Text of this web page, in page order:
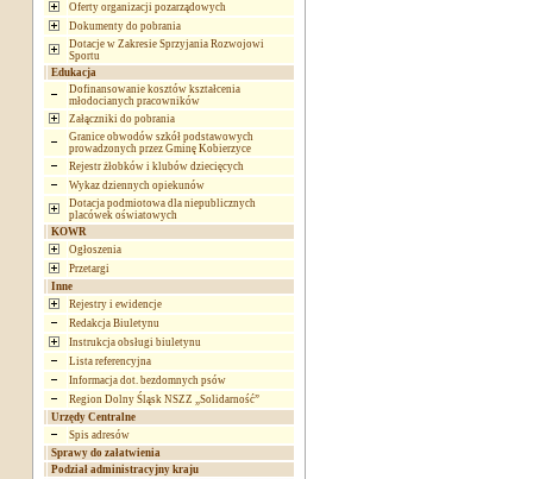
Oferty organizacji pozarządowych
Dokumenty do pobrania
Dotacje w Zakresie Sprzyjania Rozwojowi
Sportu
Edukacja
Dofinansowanie kosztów kształcenia
młodocianych pracowników
Załączniki do pobrania
Granice obwodów szkół podstawowych
prowadzonych przez Gminę Kobierzyce
Rejestr żłobków i klubów dziecięcych
Wykaz dziennych opiekunów
Dotacja podmiotowa dla niepublicznych
placówek oświatowych
KOWR
Ogłoszenia
Przetargi
Inne
Rejestry i ewidencje
Redakcja Biuletynu
Instrukcja obsługi biuletynu
Lista referencyjna
Informacja dot. bezdomnych psów
Region Dolny Śląsk NSZZ „Solidarność”
Urzędy Centralne
Spis adresów
Sprawy do załatwienia
Podział administracyjny kraju